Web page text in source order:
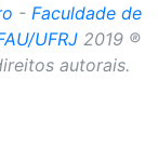
- Faculdade de
UFRJ 2019 ®
autorais.